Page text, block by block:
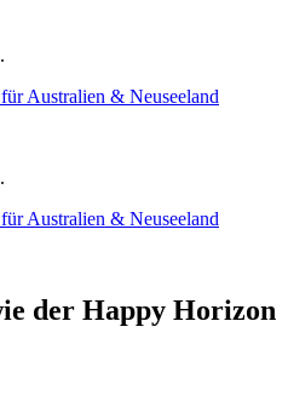
Australien & Neuseeland
Australien & Neuseeland
der Happy Horizon